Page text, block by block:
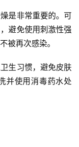
是非常重要的。可
避免使用刺激性强
被再次感染。
生习惯，避免皮肤
并使用消毒药水处